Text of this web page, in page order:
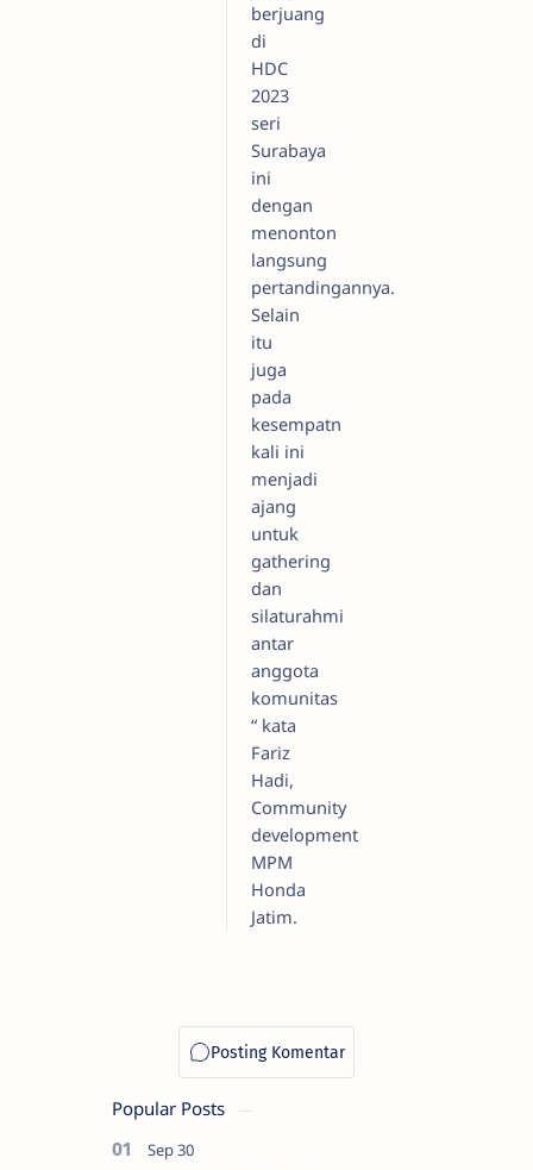
berjuang
di
HDC
2023
seri
Surabaya
ini
dengan
menonton
langsung
pertandingannya.
Selain
itu
juga
pada
kesempatn
kali ini
menjadi
ajang
untuk
gathering
dan
silaturahmi
antar
anggota
komunitas
“ kata
Fariz
Hadi,
Community
development
MPM
Honda
Jatim.
Popular Posts